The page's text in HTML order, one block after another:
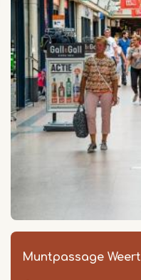
Muntpassage Weert